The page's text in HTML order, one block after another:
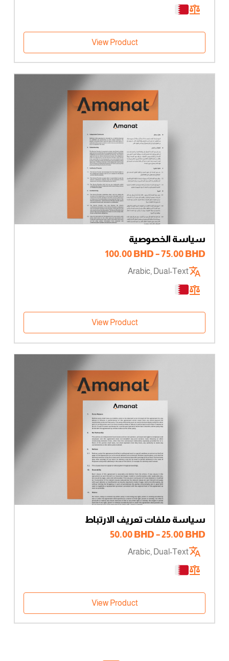
View Product
سياسة الخصوصية
75.00BHD
–
100.00BHD نطاق
⁦100.00 BHD⁩
Arabic, Dual-Text
View Product
سياسة ملفات تعريف الارتباط
25.00BHD
–
50.00BHD
⁦50.00 BHD⁩
Arabic, Dual-Text
View Product